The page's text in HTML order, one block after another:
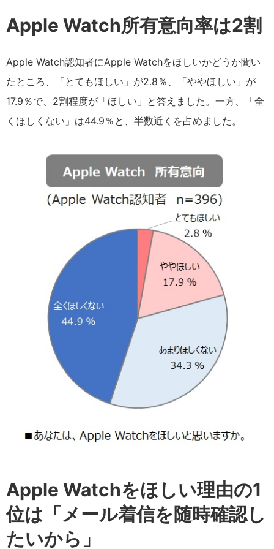
Apple Watch所有意向率は2割
Apple Watch認知者にApple Watchをほしいかどうか聞い
たところ、「とてもほしい」が2.8％、「ややほしい」が
17.9％で、2割程度が「ほしい」と答えました。一方、「全
くほしくない」は44.9％と、半数近くを占めました。
Apple Watchをほしい理由の1
位は「メール着信を随時確認し
たいから」